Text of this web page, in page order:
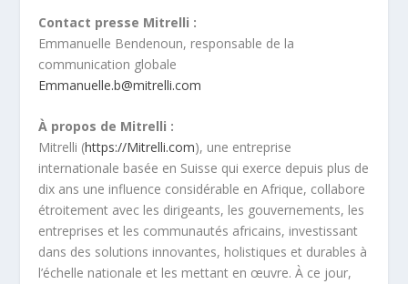
Contact presse Mitrelli :
Emmanuelle Bendenoun, responsable de la
communication globale
Emmanuelle.b@mitrelli.com
À propos de Mitrelli :
Mitrelli (https://Mitrelli.com), une entreprise
internationale basée en Suisse qui exerce depuis plus de
dix ans une influence considérable en Afrique, collabore
étroitement avec les dirigeants, les gouvernements, les
entreprises et les communautés africains, investissant
dans des solutions innovantes, holistiques et durables à
l’échelle nationale et les mettant en œuvre. À ce jour,